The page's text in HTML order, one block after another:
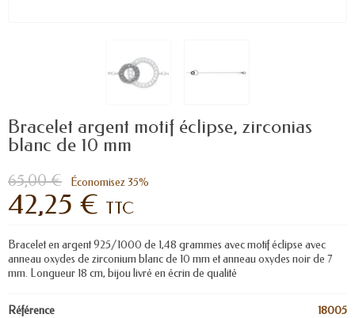
Bracelet argent motif éclipse, zirconias
blanc de 10 mm
65,00 € Économisez 35%
42,25 € TTC
Bracelet en argent 925/1000 de 1,48 grammes avec motif éclipse avec
anneau oxydes de zirconium blanc de 10 mm et anneau oxydes noir de 7
mm. Longueur 18 cm, bijou livré en écrin de qualité
Référence 18005